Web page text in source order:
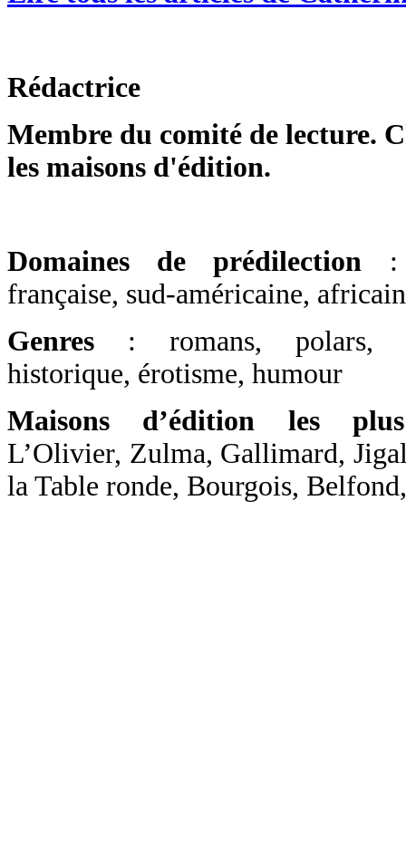
Rédactrice
Membre du comité de lecture.
les maisons d'édition.
Domaines de prédilection :
française, sud-américaine,
Genres : romans, polars,
historique, érotisme, humour
Maisons d’édition les
L’Olivier, Zulma, Gallimard,
la Table ronde, Bourgois,